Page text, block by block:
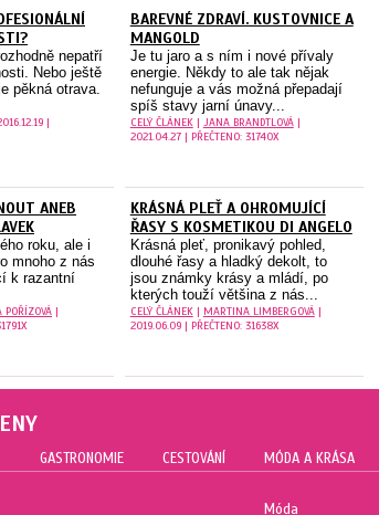
nepatří
Nebo ještě
pěkná otrava.
|
BAREVNÉ ZDRAVÍ. KUSTOVNICE A
MANGOLD
Je tu jaro a s ním i nové přívaly
energie. Někdy to ale tak nějak
nefunguje a vás možná přepadají
spíš stavy jarní únavy...
CELÝ ČLÁNEK| JANA BRANDTLOVÁ|
2021.04.27 | PŘEČTENO: 31740X
ANEB
roku, ale i
mnoho z nás
k razantní
POŘÍZOVÁ |
KRÁSNÁ PLEŤ A OHROMUJÍCÍ
ŘASY S KOSMETIKOU DI ANGELO
Krásná pleť, pronikavý pohled,
dlouhé řasy a hladký dekolt, to
jsou známky krásy a mládí, po
kterých touží většina z nás...
CELÝ ČLÁNEK| MARTINA LIMBERGOVÁ|
2019.06.09 | PŘEČTENO: 31638X
GASTRONOMIE CESTOVÁNÍ MÓDA A KRÁSA
Móda